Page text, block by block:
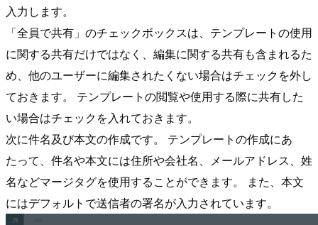
入力します。
「全員で共有」のチェックボックスは、テンプレートの使用
に関する共有だけではなく、編集に関する共有も含まれるた
め、他のユーザーに編集されたくない場合はチェックを外し
ておきます。 テンプレートの閲覧や使用する際に共有した
い場合はチェックを入れておきます。
次に件名及び本文の作成です。 テンプレートの作成にあ
たって、件名や本文には住所や会社名、メールアドレス、姓
名などマージタグを使用することができます。 また、本文
にはデフォルトで送信者の署名が入力されています。